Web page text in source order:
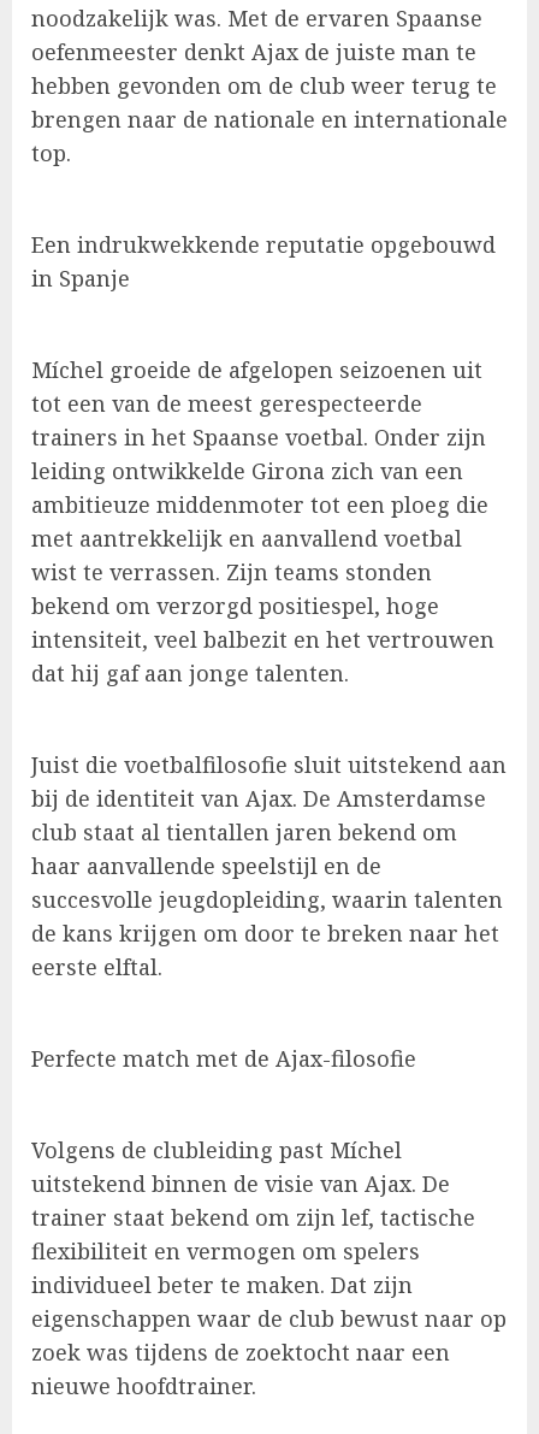
noodzakelijk was. Met de ervaren Spaanse
oefenmeester denkt Ajax de juiste man te
hebben gevonden om de club weer terug te
brengen naar de nationale en internationale
top.
Een indrukwekkende reputatie opgebouwd
in Spanje
Míchel groeide de afgelopen seizoenen uit
tot een van de meest gerespecteerde
trainers in het Spaanse voetbal. Onder zijn
leiding ontwikkelde Girona zich van een
ambitieuze middenmoter tot een ploeg die
met aantrekkelijk en aanvallend voetbal
wist te verrassen. Zijn teams stonden
bekend om verzorgd positiespel, hoge
intensiteit, veel balbezit en het vertrouwen
dat hij gaf aan jonge talenten.
Juist die voetbalfilosofie sluit uitstekend aan
bij de identiteit van Ajax. De Amsterdamse
club staat al tientallen jaren bekend om
haar aanvallende speelstijl en de
succesvolle jeugdopleiding, waarin talenten
de kans krijgen om door te breken naar het
eerste elftal.
Perfecte match met de Ajax-filosofie
Volgens de clubleiding past Míchel
uitstekend binnen de visie van Ajax. De
trainer staat bekend om zijn lef, tactische
flexibiliteit en vermogen om spelers
individueel beter te maken. Dat zijn
eigenschappen waar de club bewust naar op
zoek was tijdens de zoektocht naar een
nieuwe hoofdtrainer.